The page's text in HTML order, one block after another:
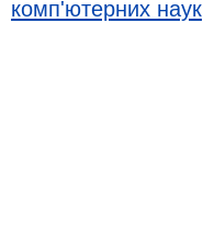
комп'ютерних наук